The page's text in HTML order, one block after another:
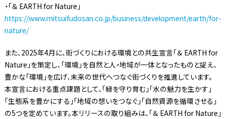
・「＆ EARTH for Nature」
https://www.mitsuifudosan.co.jp/business/development/earth/for-
nature/
また、2025年4月に、街づくりにおける環境との共生宣言「＆ EARTH for
Nature」を策定し、「環境」を自然と人・地域が一体となったものと捉え、
豊かな「環境」を広げ、未来の世代へつなぐ街づくりを推進しています。
本宣言における重点課題として、「緑を守り育む」「水の魅力を生かす」
「生態系を豊かにする」「地域の想いをつなぐ」「自然資源を循環させる」
の5つを定めています。本リリースの取り組みは、「＆ EARTH for Nature」